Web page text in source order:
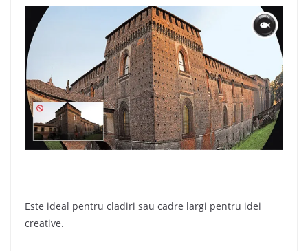
Este ideal pentru cladiri sau cadre largi pentru idei
creative.